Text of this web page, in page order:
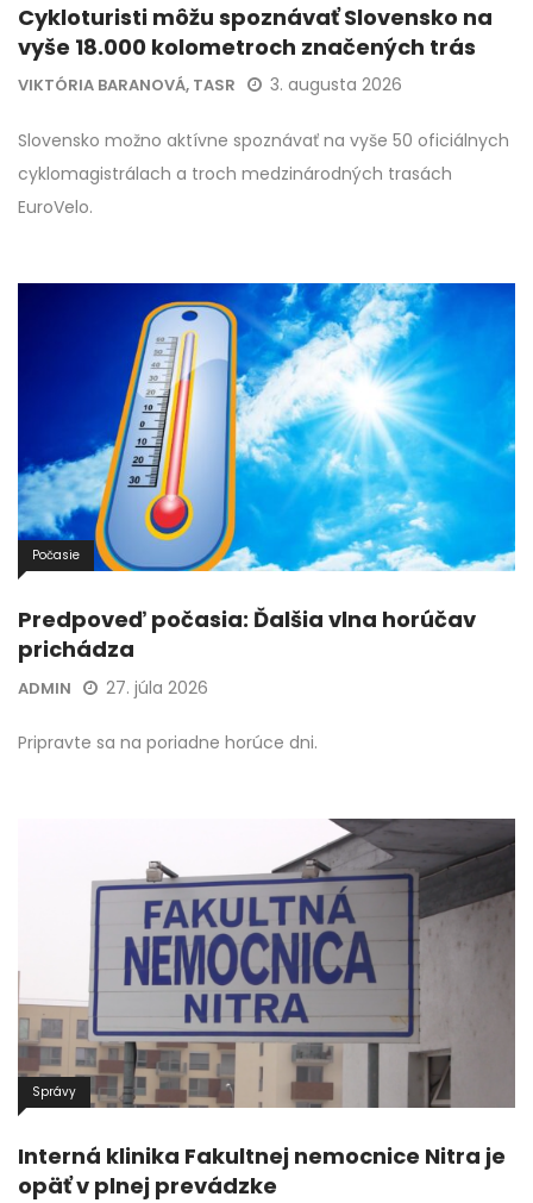
Cykloturisti môžu spoznávať Slovensko na
vyše 18.000 kolometroch značených trás
VIKTÓRIA BARANOVÁ, TASR 3. augusta 2026
Slovensko možno aktívne spoznávať na vyše 50 oficiálnych
cyklomagistrálach a troch medzinárodných trasách
EuroVelo.
Počasie
Predpoveď počasia: Ďalšia vlna horúčav
prichádza
ADMIN 27. júla 2026
Pripravte sa na poriadne horúce dni.
Správy
Interná klinika Fakultnej nemocnice Nitra je
opäť v plnej prevádzke